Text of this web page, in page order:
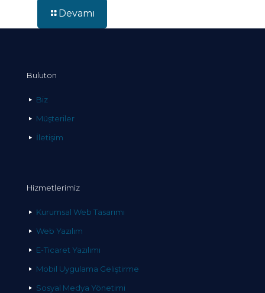
Devamı
Buluton
Biz
Müşteriler
İletişim
Hizmetlerimiz
Kurumsal Web Tasarımı
Web Yazılım
E-Ticaret Yazılımı
Mobil Uygulama Geliştirme
Sosyal Medya Yönetimi